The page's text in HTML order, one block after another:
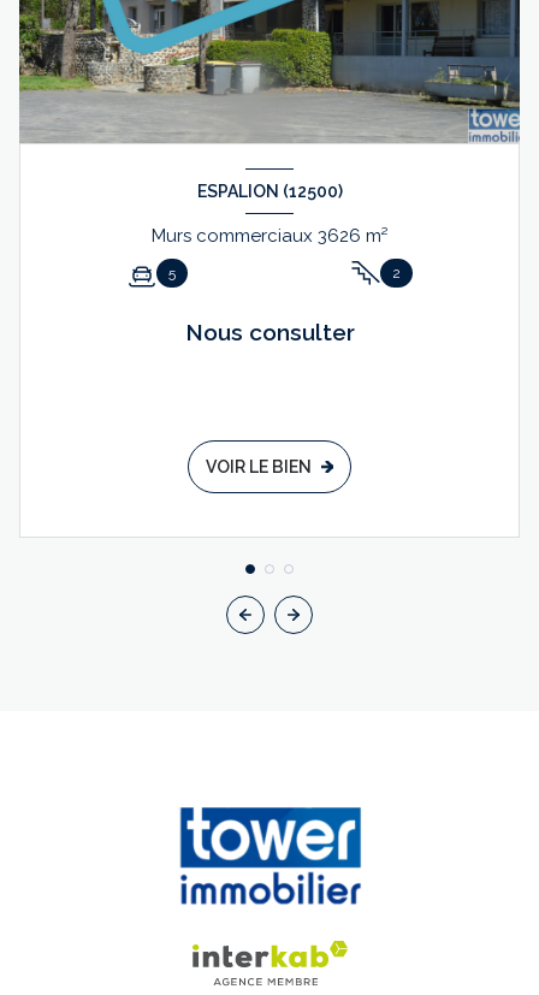
ESPALION (12500)
Murs commerciaux 3626 m²
5 2
Nous consulter
VOIR LE BIEN